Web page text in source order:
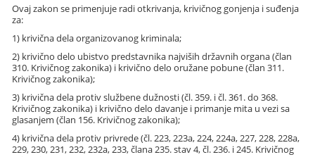
Ovaj zakon se primenjuje radi otkrivanja, krivičnog gonjenja i suđenja
za:
1) krivična dela organizovanog kriminala;
2) krivično delo ubistvo predstavnika najviših državnih organa (član
310. Krivičnog zakonika) i krivično delo oružane pobune (član 311.
Krivičnog zakonika);
3) krivična dela protiv službene dužnosti (čl. 359. i čl. 361. do 368.
Krivičnog zakonika) i krivično delo davanje i primanje mita u vezi sa
glasanjem (član 156. Krivičnog zakonika);
4) krivična dela protiv privrede (čl. 223, 223a, 224, 224a, 227, 228, 228a,
229, 230, 231, 232, 232a, 233, člana 235. stav 4, čl. 236. i 245. Krivičnog